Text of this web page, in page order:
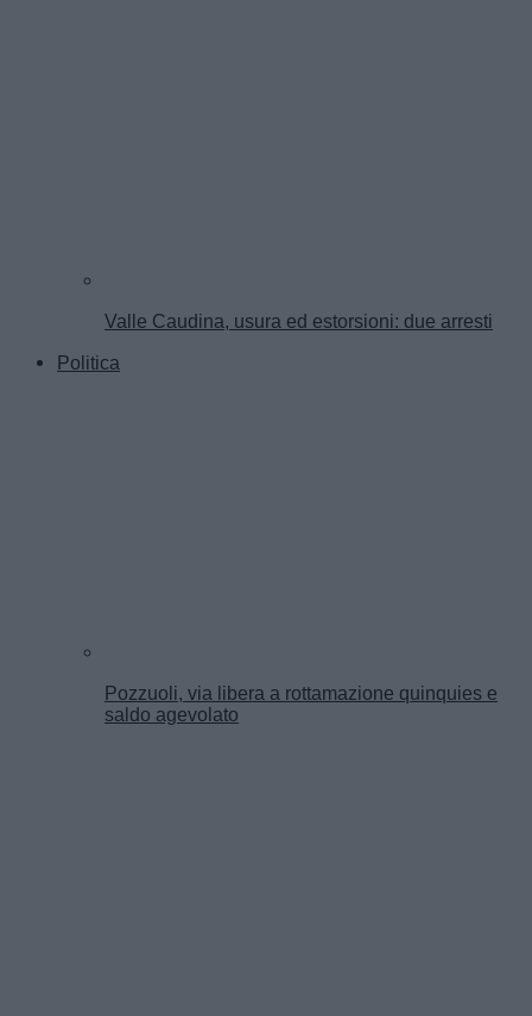
Valle Caudina, usura ed estorsioni: due arresti
Politica
Pozzuoli, via libera a rottamazione quinquies e
saldo agevolato